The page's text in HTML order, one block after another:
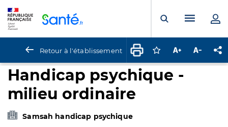
Ouvrir laMenu
Retour à l'établissement Connectez-vous
Augmenter la
Handicap psychique -
milieu ordinaire
Samsah handicap psychique